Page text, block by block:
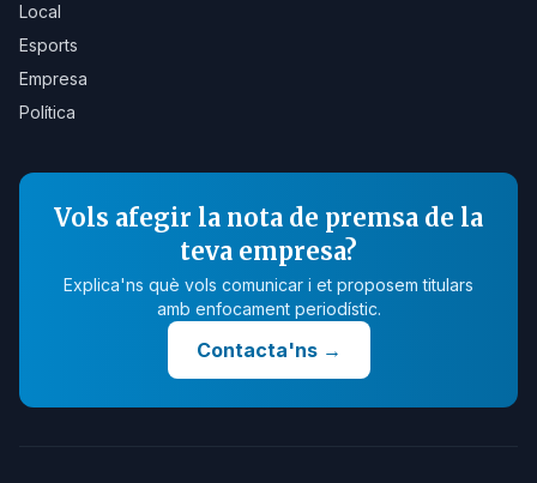
Local
Esports
Empresa
Política
Vols afegir la nota de premsa de la
teva empresa?
Explica'ns què vols comunicar i et proposem titulars
amb enfocament periodístic.
Contacta'ns→